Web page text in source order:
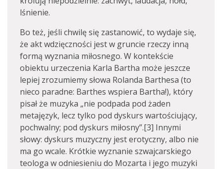
lśnienie.
Bo też, jeśli chwilę się zastanowić, to wydaje się,
że akt wdzięczności jest w gruncie rzeczy inną
formą wyznania miłosnego. W kontekście
obiektu urzeczenia Karla Bartha może jeszcze
lepiej zrozumiemy słowa Rolanda Barthesa (to
nieco paradne: Barthes wspiera Bartha!), który
pisał że muzyka „nie podpada pod żaden
metajęzyk, lecz tylko pod dyskurs wartościujący,
pochwalny; pod dyskurs miłosny”.[3] Innymi
słowy: dyskurs muzyczny jest erotyczny, albo nie
ma go wcale. Krótkie wyznanie szwajcarskiego
teologa w odniesieniu do Mozarta i jego muzyki